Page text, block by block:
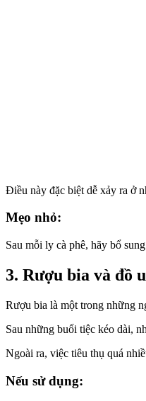
Điều này đặc biệt dễ xảy ra ở
Mẹo nhỏ:
Sau mỗi ly cà phê, hãy bổ
3. Rượu bia và đồ
Rượu bia là một trong những
Sau những buổi tiệc kéo dài,
Ngoài ra, việc tiêu thụ quá
Nếu sử dụng: